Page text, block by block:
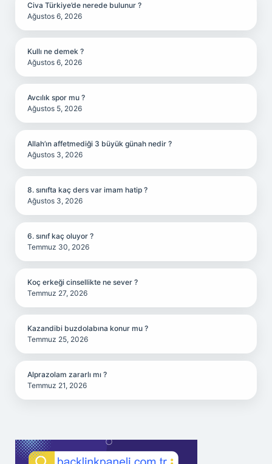
Civa Türkiye’de nerede bulunur ?
Ağustos 6, 2026
Kullı ne demek ?
Ağustos 6, 2026
Avcılık spor mu ?
Ağustos 5, 2026
Allah’ın affetmediği 3 büyük günah nedir ?
Ağustos 3, 2026
8. sınıfta kaç ders var imam hatip ?
Ağustos 3, 2026
6. sınıf kaç oluyor ?
Temmuz 30, 2026
Koç erkeği cinsellikte ne sever ?
Temmuz 27, 2026
Kazandibi buzdolabına konur mu ?
Temmuz 25, 2026
Alprazolam zararlı mı ?
Temmuz 21, 2026